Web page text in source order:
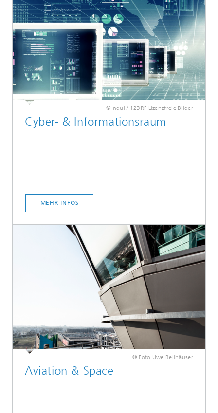
© ndul / 123RF Lizenzfreie Bilder
Cyber- & Informationsraum
MEHR INFOS
© Foto Uwe Bellhäuser
Aviation & Space